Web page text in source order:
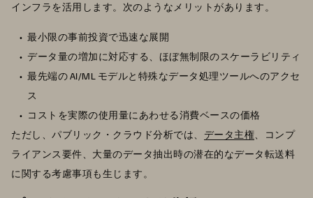
インフラを活用します。次のようなメリットがあります。
最小限の事前投資で迅速な展開
データ量の増加に対応する、ほぼ無制限のスケーラビリティ
最先端の AI/ML モデルと特殊なデータ処理ツールへのアクセ
ス
コストを実際の使用量にあわせる消費ベースの価格
ただし、パブリック・クラウド分析では、 データ主権、コンプ
ライアンス要件、大量のデータ抽出時の潜在的なデータ転送料
に関する考慮事項も生じます。